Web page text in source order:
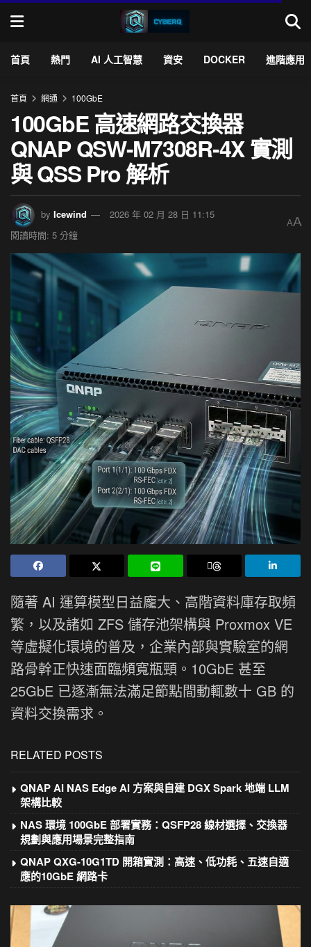
首頁 熱門 AI 人工智慧 資安 DOCKER 進階應用
首頁 網通 100GbE
100GbE 高速網路交換器
QNAP QSW-M7308R-4X 實測
與 QSS Pro 解析
by Icewind
2026 年 02 月 28 日 11:15
閱讀時間: 5 分鐘
AA
隨著 AI 運算模型日益龐大、高階資料庫存取頻
繁，以及諸如 ZFS 儲存池架構與 Proxmox VE
等虛擬化環境的普及，企業內部與實驗室的網
路骨幹正快速面臨頻寬瓶頸。10GbE 甚至
25GbE 已逐漸無法滿足節點間動輒數十 GB 的
資料交換需求。
RELATED POSTS
QNAP AI NAS Edge AI 方案與自建 DGX Spark 地端 LLM
架構比較
NAS 環境 100GbE 部署實務：QSFP28 線材選擇、交換器
規劃與應用場景完整指南
QNAP QXG-10G1TD 開箱實測：高速、低功耗、五速自適
應的10GbE 網路卡